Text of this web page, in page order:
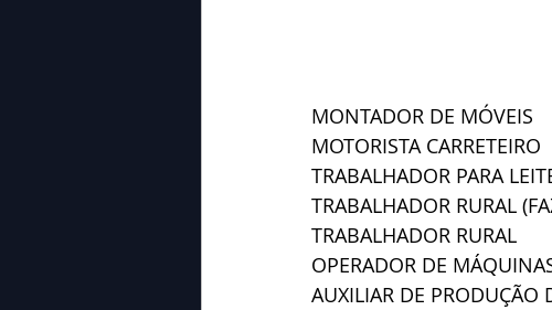
MONTADOR DE MÓVEIS
MOTORISTA CARRETEIRO
TRABALHADOR PARA
TRABALHADOR RURAL
TRABALHADOR RURAL
OPERADOR DE
AUXILIAR DE PRODUÇÃO